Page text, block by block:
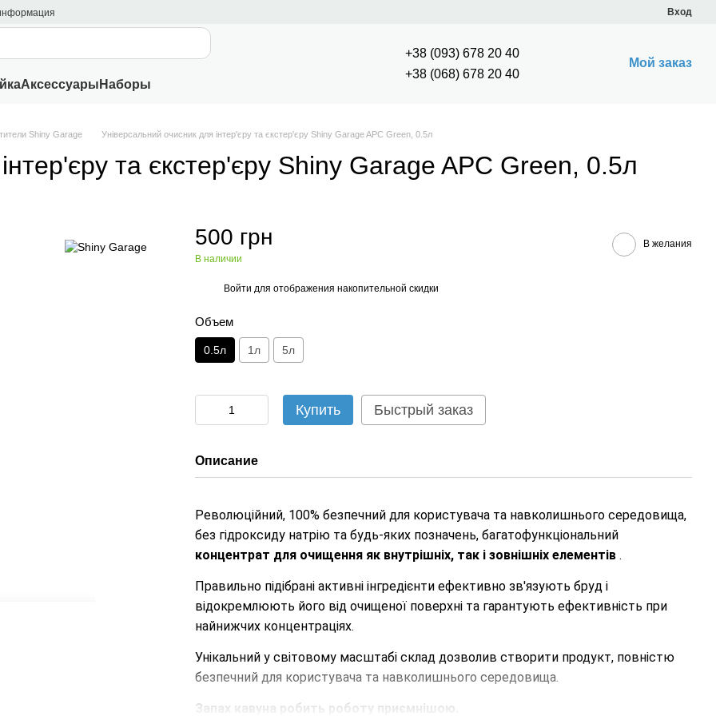
Вход
Аксессуары Наборы
+38 (093) 678 20 40
+38 (068) 678 20 40
Мой заказ
Shiny Garage Універсальний очисник для інтер'єру та єкстер'єру Shiny Garage APC Green, 0.5л
та єкстер'єру Shiny Garage APC Green, 0.5л
500 грн
В наличии
В желания
Войти для отображения накопительной скидки
Объем
0.5л 1л 5л
Купить Быстрый заказ
Описание
Революційний, 100% безпечний для користувача та навколишнього середовища,
без гідроксиду натрію та будь-яких позначень, багатофункціональний
концентрат для очищення як внутрішніх, так і зовнішніх елементів .
Правильно підібрані активні інгредієнти ефективно зв'язують бруд і
відокремлюють його від очищеної поверхні та гарантують ефективність при
найнижчих концентраціях.
Унікальний у світовому масштабі склад дозволив створити продукт, повністю
безпечний для користувача та навколишнього середовища.
Запах кавуна робить роботу приємнішою.